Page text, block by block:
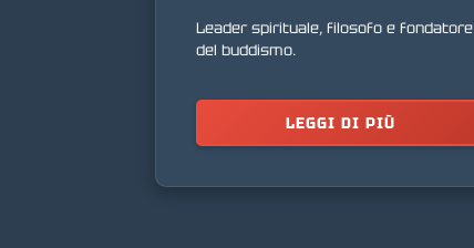
Leader spirituale, filosofo e fondatore
del buddismo.
LEGGI DI PIÙ